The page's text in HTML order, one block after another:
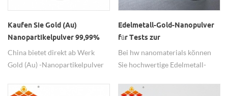
Kaufen Sie Gold (Au)
Nanopartikelpulver 99,99%
hochrein
China bietet direkt ab Werk
Gold (Au) -Nanopartikelpulver
nm kleiner Größe, guter und
Edelmetall-Gold-Nanopulver
für Tests zur
Lebensmittelsicherheit
Bei hw nanomaterials können
Sie hochwertige Edelmetall-
Nanopartikel für Tests zur